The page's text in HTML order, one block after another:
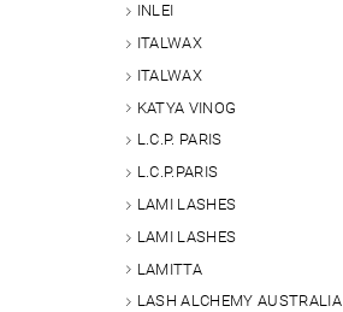
INLEI
ITALWAX
ITALWAX
KATYA VINOG
L.C.P. PARIS
L.C.P.PARIS
LAMI LASHES
LAMI LASHES
LAMITTA
LASH ALCHEMY AUSTRALIA